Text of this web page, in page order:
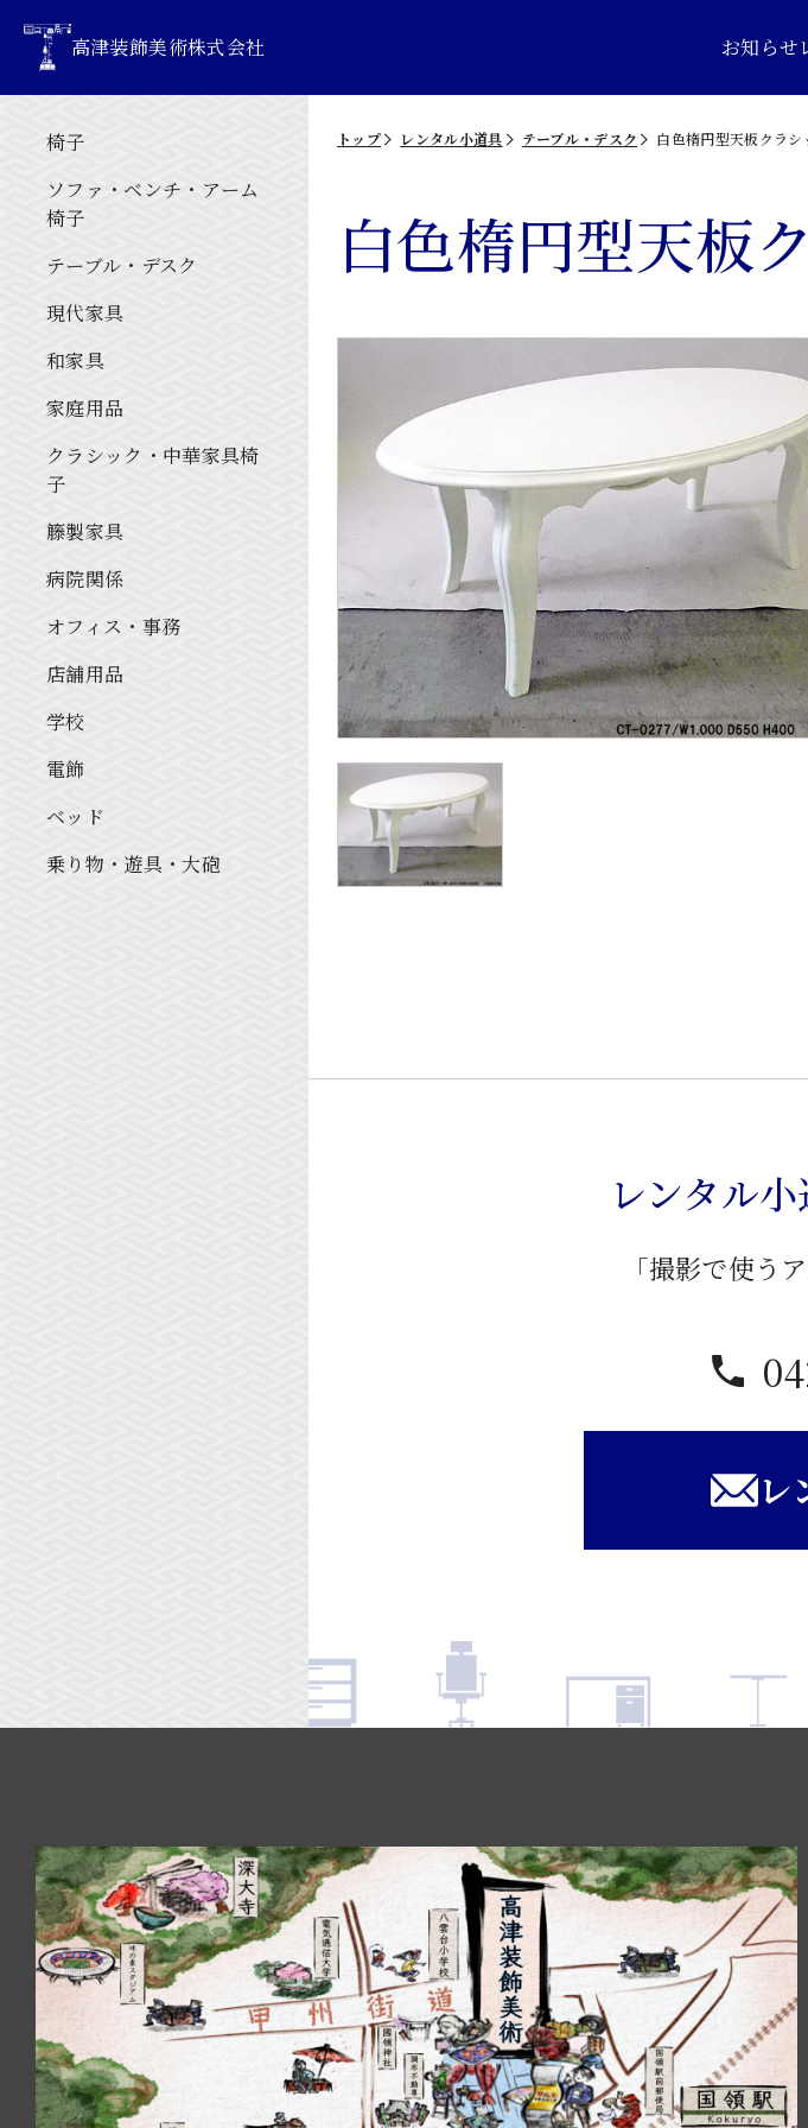
高津装飾美術株式会社 お知らせ
椅子
ソファ・ベンチ・アーム
椅子
テーブル・デスク
現代家具
和家具
家庭用品
クラシック・中華家具椅
子
籐製家具
病院関係
オフィス・事務
店舗用品
学校
電飾
ベッド
乗り物・遊具・大砲
トップ レンタル小道具 テーブル・デスク 白色楕円型天板クラシ
白色楕円型天板
レンタル
「撮影で使う
レ